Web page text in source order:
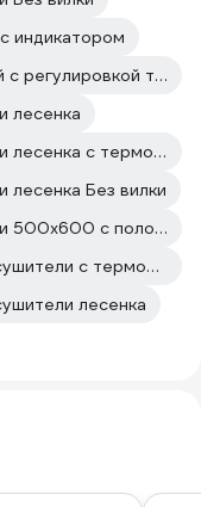
индикатором
Полотенцесушитель электрический с регулировкой температуры
лесенка
Электрические полотенцесушители лесенка с терморегулятором
лесенка Без вилки
Электрические полотенцесушители 500х600 с полочкой
Чёрные электрические полотенцесушители с терморегулятором
лесенка